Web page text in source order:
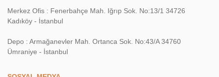
Merkez Ofis : Fenerbahçe Mah. Iğrıp Sok. No:13/1 34726
Kadıköy - İstanbul
Depo : Armağanevler Mah. Ortanca Sok. No:43/A 34760
Ümraniye - İstanbul